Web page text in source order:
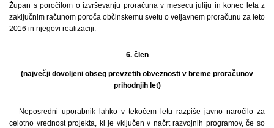
Župan s poročilom o izvrševanju proračuna v mesecu juliju in konec leta z
zaključnim računom poroča občinskemu svetu o veljavnem proračunu za leto
2016 in njegovi realizaciji.
6. člen
(največji dovoljeni obseg prevzetih obveznosti v breme proračunov
prihodnjih let)
Neposredni uporabnik lahko v tekočem letu razpiše javno naročilo za
celotno vrednost projekta, ki je vključen v načrt razvojnih programov, če so